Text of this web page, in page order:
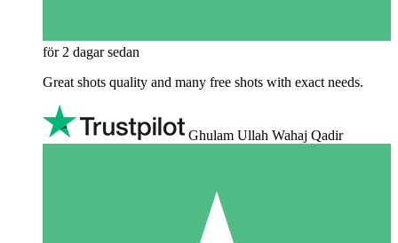
för 2 dagar sedan
Great shots quality and many free shots with exact needs.
Ghulam Ullah Wahaj Qadir